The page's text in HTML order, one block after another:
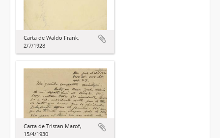
Carta de Waldo Frank,
2/7/1928
Carta de Tristan Marof,
15/4/1930